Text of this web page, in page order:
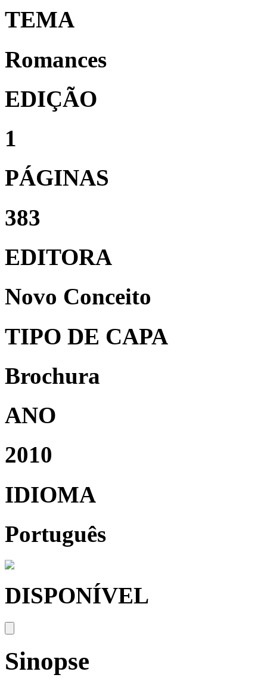
TEMA
Romances
EDIÇÃO
1
PÁGINAS
383
EDITORA
Novo Conceito
TIPO DE CAPA
Brochura
ANO
2010
IDIOMA
Português
DISPONÍVEL
Sinopse